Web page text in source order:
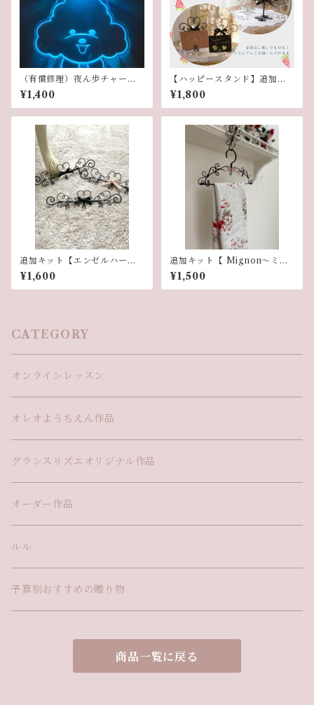
（有償修理）夜ん歩チャーム
部品交換
¥1,400
【ハッピースタンド】追加キ
ット
¥1,800
追加キット【エンゼルハート
のミニフック】
¥1,600
追加キット【 Mignon〜ミニ
ハンガー〜】
¥1,500
CATEGORY
オンラインレッスン
オレオようちえん作品
グランスリズエオリジナル作品
オーダー作品
ルル
予算別おすすめの贈り物
商品一覧に戻る